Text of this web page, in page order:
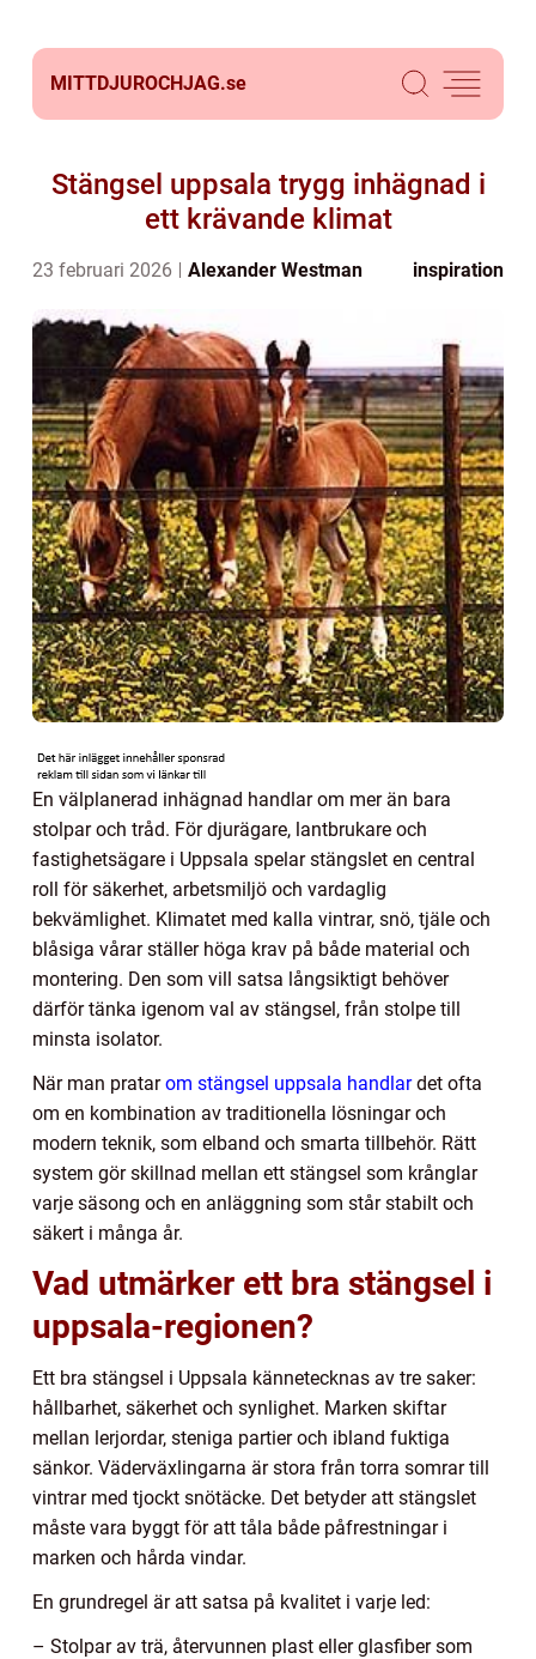
MITTDJUROCHJAG.se
Stängsel uppsala trygg inhägnad i
ett krävande klimat
23 februari 2026 Alexander Westman inspiration
En välplanerad inhägnad handlar om mer än bara
stolpar och tråd. För djurägare, lantbrukare och
fastighetsägare i Uppsala spelar stängslet en central
roll för säkerhet, arbetsmiljö och vardaglig
bekvämlighet. Klimatet med kalla vintrar, snö, tjäle och
blåsiga vårar ställer höga krav på både material och
montering. Den som vill satsa långsiktigt behöver
därför tänka igenom val av stängsel, från stolpe till
minsta isolator.
När man pratarom stängsel uppsala handlardet ofta
om en kombination av traditionella lösningar och
modern teknik, som elband och smarta tillbehör. Rätt
system gör skillnad mellan ett stängsel som krånglar
varje säsong och en anläggning som står stabilt och
säkert i många år.
Vad utmärker ett bra stängsel i
uppsala-regionen?
Ett bra stängsel i Uppsala kännetecknas av tre saker:
hållbarhet, säkerhet och synlighet. Marken skiftar
mellan lerjordar, steniga partier och ibland fuktiga
sänkor. Väderväxlingarna är stora från torra somrar till
vintrar med tjockt snötäcke. Det betyder att stängslet
måste vara byggt för att tåla både påfrestningar i
marken och hårda vindar.
En grundregel är att satsa på kvalitet i varje led:
– Stolpar av trä, återvunnen plast eller glasfiber som